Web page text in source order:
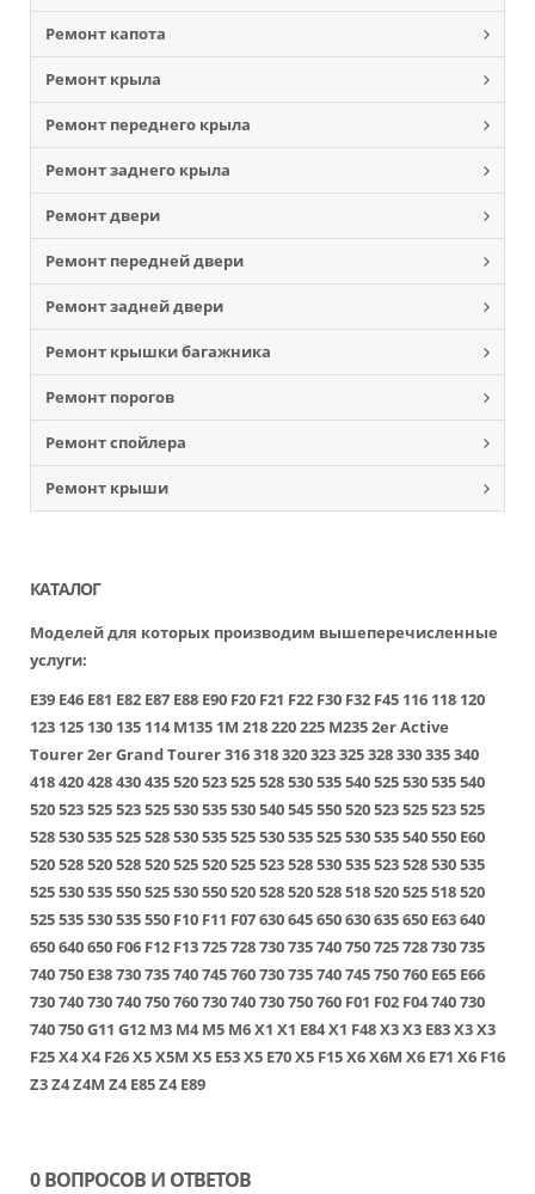
Ремонт капота
Ремонт крыла
Ремонт переднего крыла
Ремонт заднего крыла
Ремонт двери
Ремонт передней двери
Ремонт задней двери
Ремонт крышки багажника
Ремонт порогов
Ремонт спойлера
Ремонт крыши
КАТАЛОГ
Моделей для которых производим вышеперечисленные
услуги:
E39 E46 E81 E82 E87 E88 E90 F20 F21 F22 F30 F32 F45 116 118 120
123 125 130 135 114 M135 1M 218220225 M2352er Active
Tourer2er Grand Tourer316318320323325328330335340
418420428430435520523525528530535540525530535540
520523525523525530535530540545550520523525523525
528530535525528530535525530535525530535540550 E60
520528520528520525520525523528530535523528530535
525530535550525530550520528520528518520525518520
525535530535550 F10 F11 F07630645650630635650 E63640
650640650 F06 F12 F13725728730735740750725728730735
740750 E38730735740745760730735740745750760 E65 E66
730740730740750760730740730750760 F01 F02 F04740730
740750G11 G12 M3 M4 M5 M6X1 X1 E84X1 F48X3X3 E83X3X3
F25X4X4 F26X5X5M X5 E53X5 E70X5 F15X6X6M X6 E71 X6 F16
Z3Z4Z4M Z4 E85Z4 E89
0 ВОПРОСОВ И ОТВЕТОВ